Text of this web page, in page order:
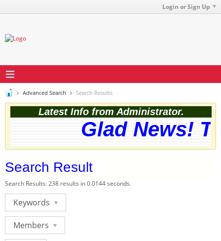
Login or Sign Up
Advanced Search Search Results
Latest Info from Administrator.
Glad News!
Search Result
Search Results:238 results in 0.0144 seconds.
Keywords
Members